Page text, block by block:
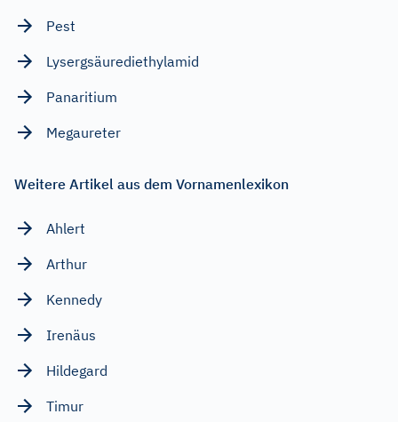
Pest
Lysergsäurediethylamid
Panaritium
Megaureter
Weitere Artikel aus dem Vornamenlexikon
Ahlert
Arthur
Kennedy
Irenäus
Hildegard
Timur